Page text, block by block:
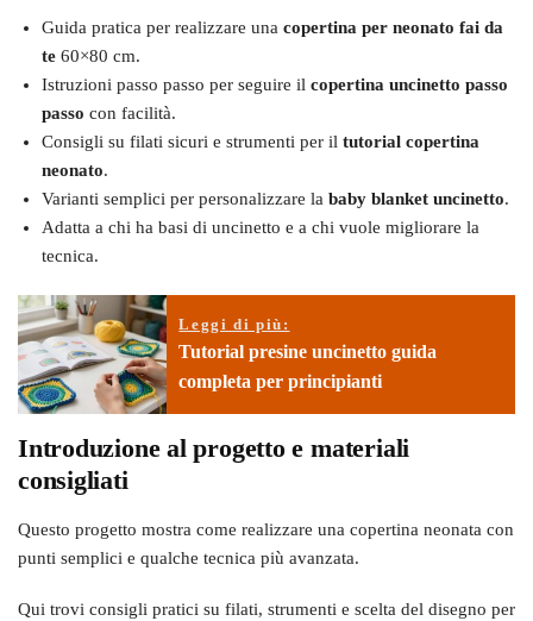
Guida pratica per realizzare una copertina per neonato fai da
te 60×80 cm.
Istruzioni passo passo per seguire il copertina uncinetto passo
passo con facilità.
Consigli su filati sicuri e strumenti per il tutorial copertina
neonato.
Varianti semplici per personalizzare la baby blanket uncinetto.
Adatta a chi ha basi di uncinetto e a chi vuole migliorare la
tecnica.
Leggi di più:
Tutorial presine uncinetto guida
completa per principianti
Introduzione al progetto e materiali
consigliati
Questo progetto mostra come realizzare una copertina neonata con
punti semplici e qualche tecnica più avanzata.
Qui trovi consigli pratici su filati, strumenti e scelta del disegno per